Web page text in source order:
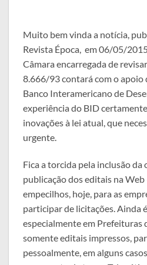
Muito bem vinda a notícia,
Revista Época, em 06/05/
Câmara encarregada de
8.666/93 contará com o apoio
Banco Interamericano de
experiência do BID
inovações à lei atual, que
urgente.
Fica a torcida pela inclusão
publicação dos editais na
empecilhos, hoje, para as
participar de licitações. Ainda
especialmente em Prefeituras
somente editais impressos,
pessoalmente, em alguns